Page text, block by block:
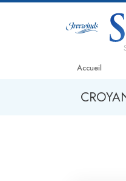
Accueil